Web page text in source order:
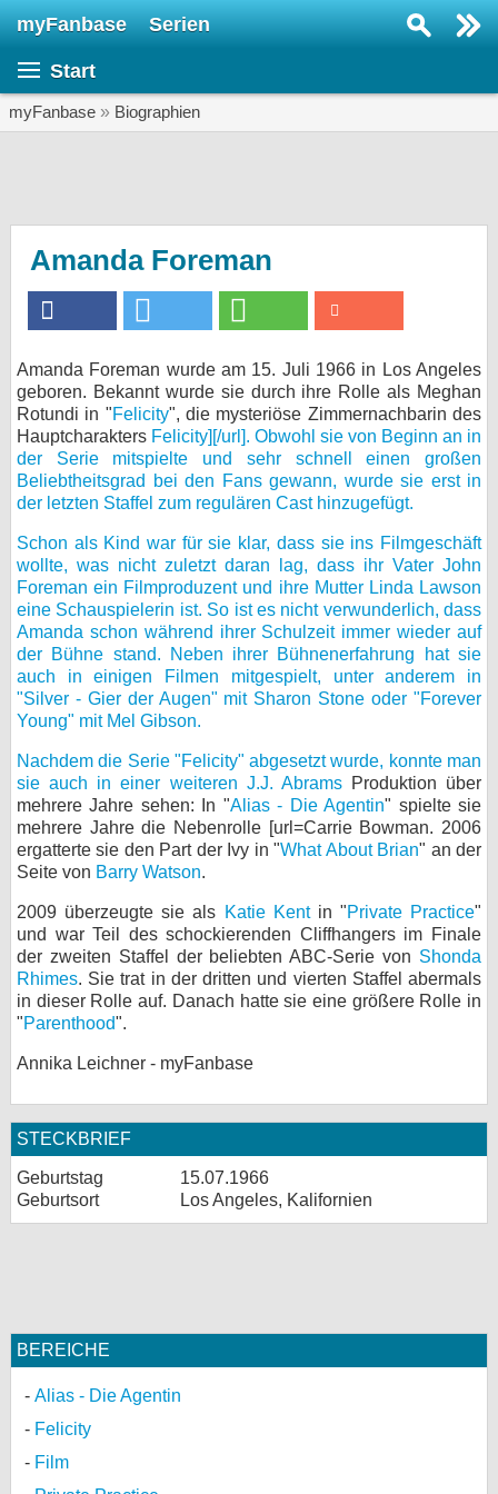
myFanbase Serien
Start
myFanbase » Biographien
Amanda Foreman
Amanda Foreman wurde am 15. Juli 1966 in Los Angeles
geboren. Bekannt wurde sie durch ihre Rolle als Meghan
Rotundi in "Felicity", die mysteriöse Zimmernachbarin des
Hauptcharakters Felicity][/url]. Obwohl sie von Beginn an in
der Serie mitspielte und sehr schnell einen großen
Beliebtheitsgrad bei den Fans gewann, wurde sie erst in
der letzten Staffel zum regulären Cast hinzugefügt.
Schon als Kind war für sie klar, dass sie ins Filmgeschäft
wollte, was nicht zuletzt daran lag, dass ihr Vater John
Foreman ein Filmproduzent und ihre Mutter Linda Lawson
eine Schauspielerin ist. So ist es nicht verwunderlich, dass
Amanda schon während ihrer Schulzeit immer wieder auf
der Bühne stand. Neben ihrer Bühnenerfahrung hat sie
auch in einigen Filmen mitgespielt, unter anderem in
"Silver - Gier der Augen" mit Sharon Stone oder "Forever
Young" mit Mel Gibson.
Nachdem die Serie "Felicity" abgesetzt wurde, konnte man
sie auch in einer weiteren J.J. AbramsProduktion über
mehrere Jahre sehen: In "Alias - Die Agentin" spielte sie
mehrere Jahre die Nebenrolle [url=Carrie Bowman. 2006
ergatterte sie den Part der Ivy in "What About Brian" an der
Seite von Barry Watson.
2009 überzeugte sie als Katie Kentin "Private Practice"
und war Teil des schockierenden Cliffhangers im Finale
der zweiten Staffel der beliebten ABC-Serie von Shonda
Rhimes. Sie trat in der dritten und vierten Staffel abermals
in dieser Rolle auf. Danach hatte sie eine größere Rolle in
"Parenthood".
Annika Leichner - myFanbase
STECKBRIEF
Geburtstag
15.07.1966
Geburtsort
Los Angeles, Kalifornien
BEREICHE
Alias - Die Agentin
Felicity
Film
Veranstaltungen
KULTUR
Specials
SERVICE
Gewinnspiele
Forum
bei Facebook
Kontakt
Nutzungsbedingungen
Cookie-Einstellungen
Impressum
myFanbase